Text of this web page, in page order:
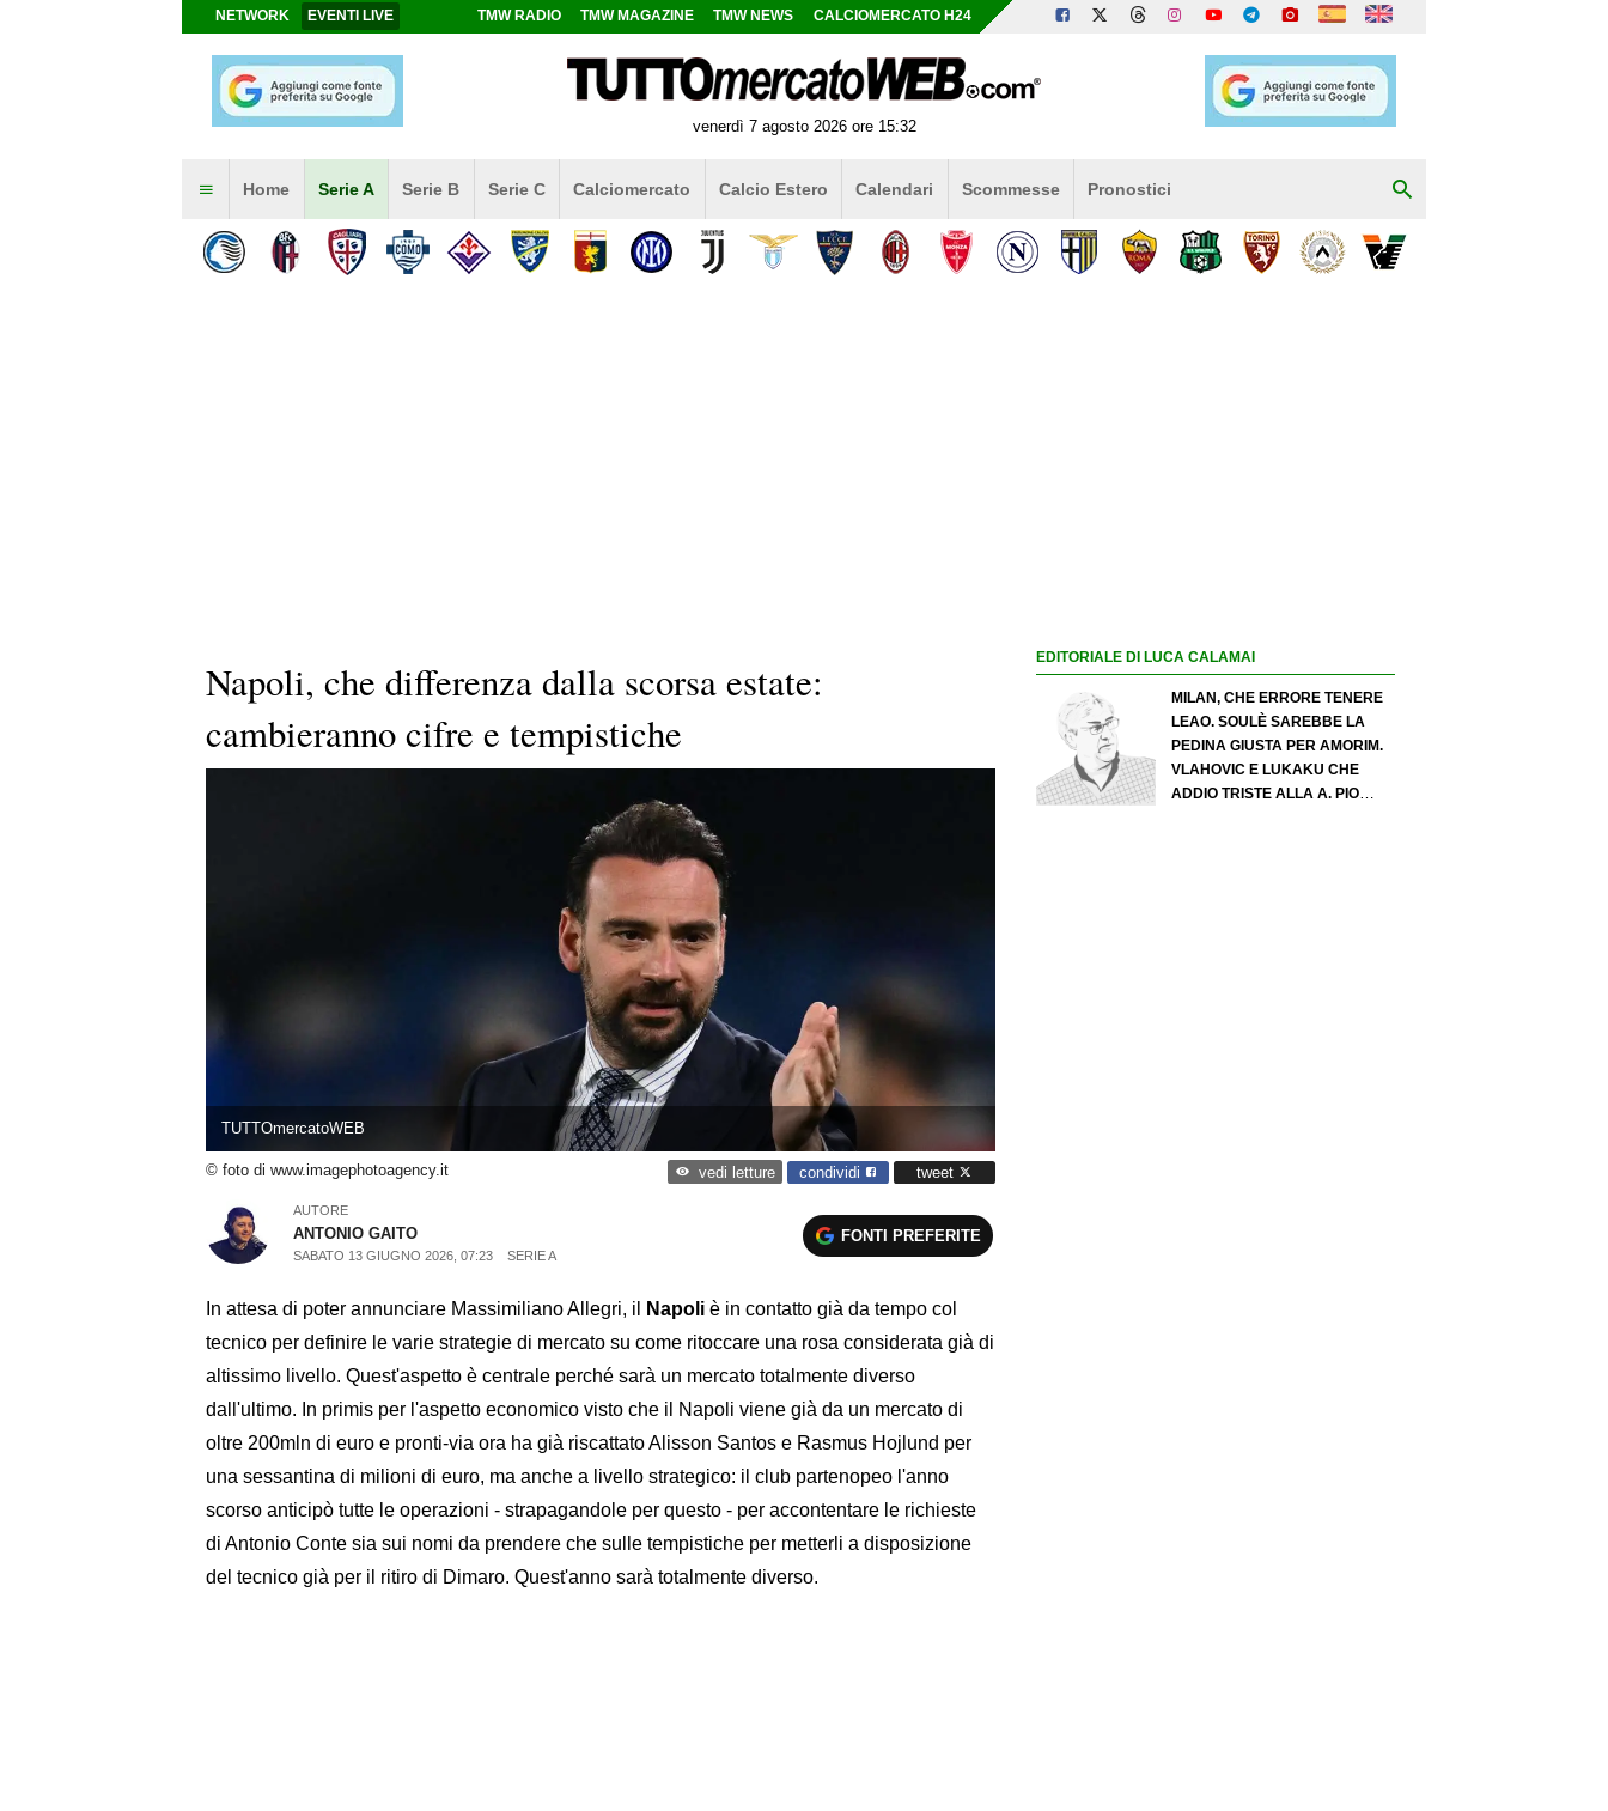
NETWORK EVENTI LIVE TMW RADIO TMW MAGAZINE TMW NEWS CALCIOMERCATO H24
venerdì 7 agosto 2026 ore 15:32
Home Serie A Serie B Serie C Calciomercato Calcio Estero Calendari Scommesse Pronostici
Napoli, che differenza dalla scorsa estate:
cambieranno cifre e tempistiche
TUTTOmercatoWEB
© foto di www.imagephotoagency.it vedi letture condividi tweet
AUTORE
ANTONIO GAITO
SABATO 13 GIUGNO 2026, 07:23 SERIE A
FONTI PREFERITE
In attesa di poter annunciare Massimiliano Allegri, il Napoli è in contatto già da tempo col
tecnico per definire le varie strategie di mercato su come ritoccare una rosa considerata già di
altissimo livello. Quest'aspetto è centrale perché sarà un mercato totalmente diverso
dall'ultimo. In primis per l'aspetto economico visto che il Napoli viene già da un mercato di
oltre 200mln di euro e pronti-via ora ha già riscattato Alisson Santos e Rasmus Hojlund per
una sessantina di milioni di euro, ma anche a livello strategico: il club partenopeo l'anno
scorso anticipò tutte le operazioni - strapagandole per questo - per accontentare le richieste
di Antonio Conte sia sui nomi da prendere che sulle tempistiche per metterli a disposizione
del tecnico già per il ritiro di Dimaro. Quest'anno sarà totalmente diverso.
EDITORIALE DI LUCA CALAMAI
MILAN, CHE ERRORE TENERE
LEAO. SOULÈ SAREBBE LA
PEDINA GIUSTA PER AMORIM.
VLAHOVIC E LUKAKU CHE
ADDIO TRISTE ALLA A. PIO